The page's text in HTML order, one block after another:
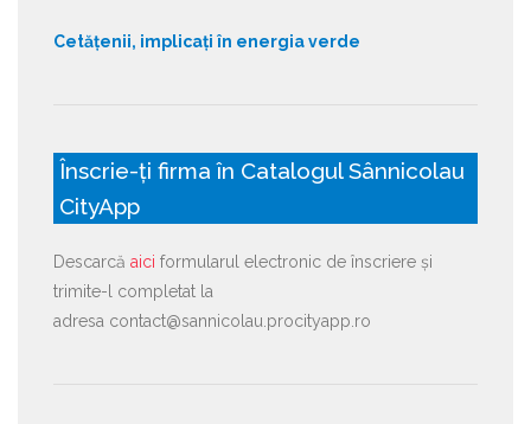
Cetățenii, implicați în energia verde
Înscrie-ți firma în Catalogul Sânnicolau
CityApp
Descarcă aici formularul electronic de înscriere și
trimite-l completat la
adresa contact@sannicolau.procityapp.ro